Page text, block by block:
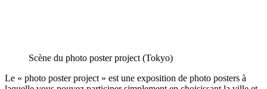
Scène du photo poster project (Tokyo)
Le « photo poster project » est une exposition de photo posters à